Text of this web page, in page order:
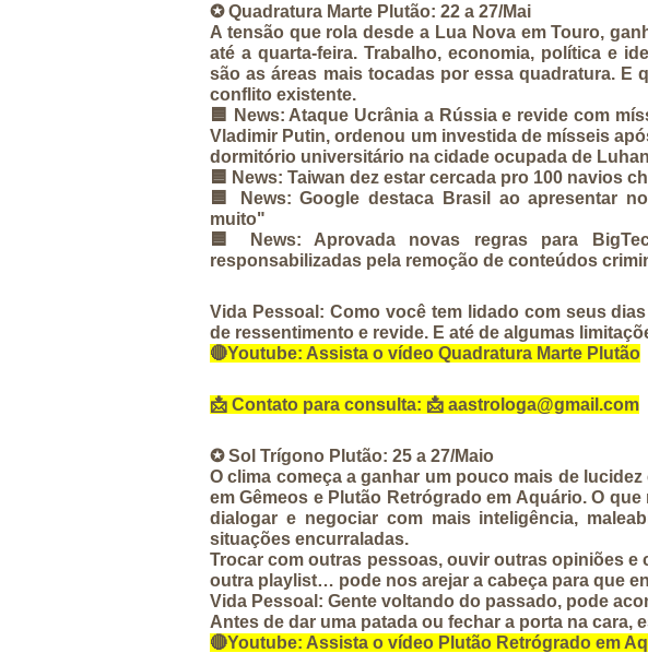
✪ Quadratura Marte Plutão: 22 a 27/Mai
A tensão que rola desde a Lua Nova em Touro,
até a quarta-feira. Trabalho, economia, política e
são as áreas mais tocadas por essa quadratura. E
conflito existente.
🟦
News: Ataque Ucrânia a Rússia e revide com
Vladimir Putin, ordenou um investida de mísseis
dormitório universitário na cidade ocupada de
🟦 News: Taiwan dez estar cercada pro 100 navios
🟦
News: Google destaca Brasil ao apresentar
muito"
🟦
News: Aprovada novas regras para
responsabilizadas pela remoção de conteúdos
Vida Pessoal: Como você tem lidado com seus
de ressentimento e revide. E até de algumas
🔴Youtube: Assista o vídeo Quadratura Marte Plutão
📩 Contato para consulta: 📩 aastrologa@gmail.com
✪ Sol Trígono Plutão: 25 a 27/Maio
O clima começa a ganhar um pouco mais de
em Gêmeos e Plutão Retrógrado em Aquário. O que
dialogar e negociar com mais inteligência,
situações encurraladas.
Trocar com outras pessoas, ouvir outras opiniões
outra playlist… pode nos arejar a cabeça para que
Vida Pessoal: Gente voltando do passado, pode
Antes de dar uma patada ou fechar a porta na cara,
🔴Youtube: Assista o vídeo Plutão Retrógrado em